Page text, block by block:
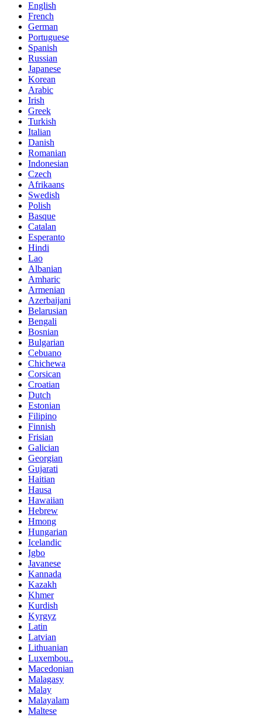
English
French
German
Portuguese
Spanish
Russian
Japanese
Korean
Arabic
Irish
Greek
Turkish
Italian
Danish
Romanian
Indonesian
Czech
Afrikaans
Swedish
Polish
Basque
Catalan
Esperanto
Hindi
Lao
Albanian
Amharic
Armenian
Azerbaijani
Belarusian
Bengali
Bosnian
Bulgarian
Cebuano
Chichewa
Corsican
Croatian
Dutch
Estonian
Filipino
Finnish
Frisian
Galician
Georgian
Gujarati
Haitian
Hausa
Hawaiian
Hebrew
Hmong
Hungarian
Icelandic
Igbo
Javanese
Kannada
Kazakh
Khmer
Kurdish
Kyrgyz
Latin
Latvian
Lithuanian
Luxembou..
Macedonian
Malagasy
Malay
Malayalam
Maltese